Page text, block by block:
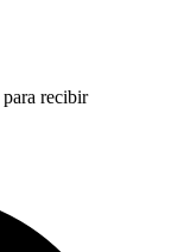
para recibir